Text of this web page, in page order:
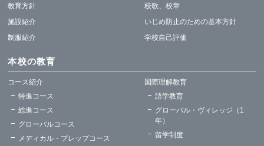
教育方針
施設紹介
制服紹介
校歌、校章
いじめ防止のための基本方針
学校自己評価
本校の教育
コース紹介
特進コース
総進コース
グローバルコース
メディカル・プレップコース
国際理解教育
語学教育
グローバル・ヴィレッジ（1
年）
留学制度